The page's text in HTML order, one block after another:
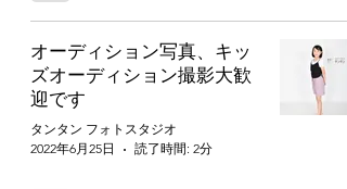
オーディション写真、キッ
ズオーディション撮影大歓
迎です
タンタン フォトスタジオ
2022年6月25日
読了時間: 2分